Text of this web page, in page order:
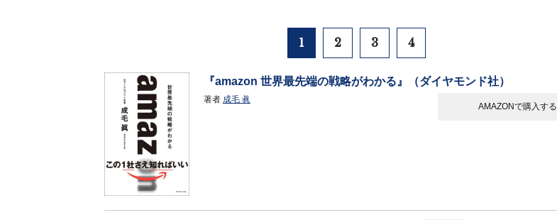
1 2 3 4
『amazon 世界最先端の戦略がわかる』（ダイヤモンド社）
著者 成毛 眞
AMAZONで購入する